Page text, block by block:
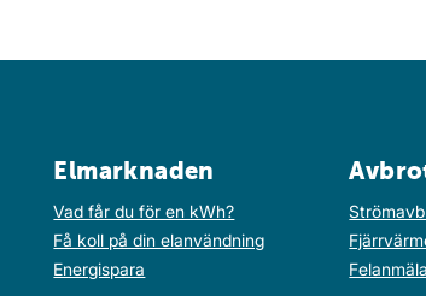
Elmarknaden
Vad får du för en kWh?
Få koll på din elanvändning
Energispara